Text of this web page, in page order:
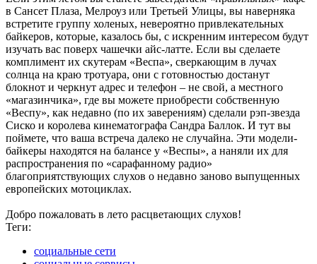
в Сансет Плаза, Мелроуз или Третьей Улицы, вы наверняка
встретите группу холеных, невероятно привлекательных
байкеров, которые, казалось бы, с искренним интересом будут
изучать вас поверх чашечки айс-латте. Если вы сделаете
комплимент их скутерам «Веспа», сверкающим в лучах
солнца на краю тротуара, они с готовностью достанут
блокнот и черкнут адрес и телефон – не свой, а местного
«магазинчика», где вы можете приобрести собственную
«Веспу», как недавно (по их заверениям) сделали рэп-звезда
Сиско и королева кинематографа Сандра Баллок. И тут вы
поймете, что ваша встреча далеко не случайна. Эти модели-
байкеры находятся на балансе у «Веспы», а наняли их для
распространения по «сарафанному радио»
благоприятствующих слухов о недавно заново выпущенных
европейских мотоциклах.
Добро пожаловать в лето расцветающих слухов!
Теги:
социальные сети